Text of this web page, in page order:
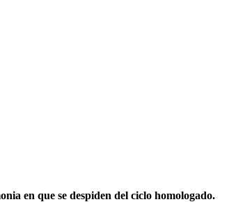
en que se despiden del ciclo homologado.